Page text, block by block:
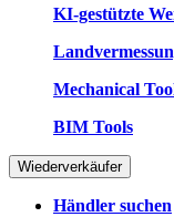
KI-gestützte
Mechanical
BIM Tools
Wiederverkäufer
Händler suchen